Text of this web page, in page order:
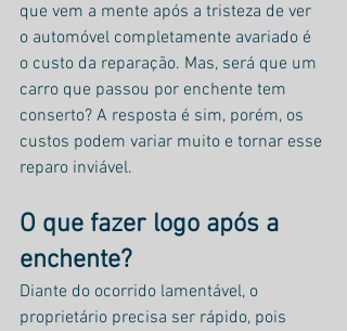
que vem a mente após a tristeza de ver
o automóvel completamente avariado é
o custo da reparação. Mas, será que um
carro que passou por enchente tem
conserto? A resposta é sim, porém, os
custos podem variar muito e tornar esse
reparo inviável.
O que fazer logo após a
enchente?
Diante do ocorrido lamentável, o
proprietário precisa ser rápido, pois